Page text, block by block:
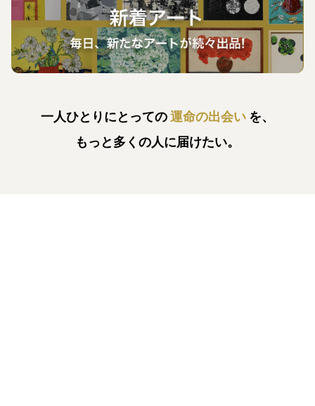
一人ひとりにとっての運命の出会い を、
もっと多くの人に届けたい。